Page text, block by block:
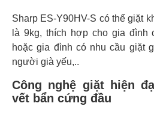
Sharp ES-Y90HV-S có thể giặt
là 9kg, thích hợp cho gia
hoặc gia đình có nhu cầu giặt
người già yếu,..
Công nghệ giặt hiện
vết bẩn cứng đầu